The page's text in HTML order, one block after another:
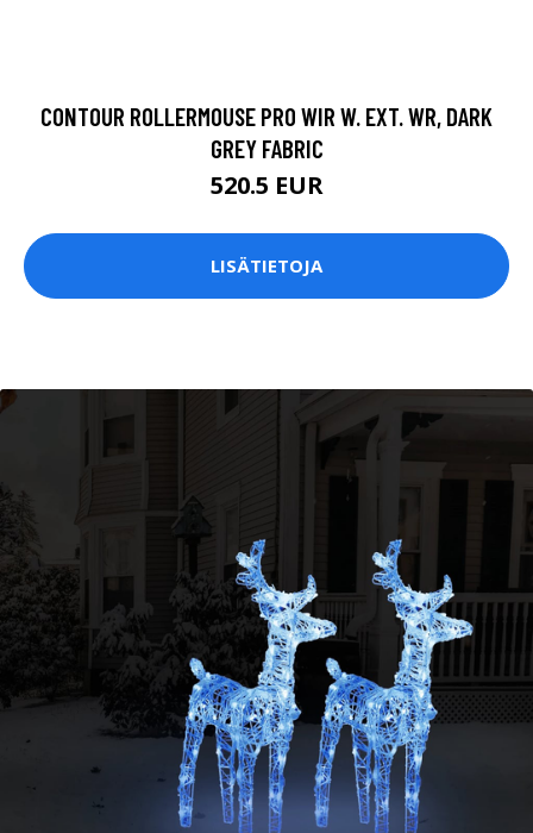
CONTOUR ROLLERMOUSE PRO WIR W. EXT. WR, DARK
GREY FABRIC
520.5 EUR
LISÄTIETOJA